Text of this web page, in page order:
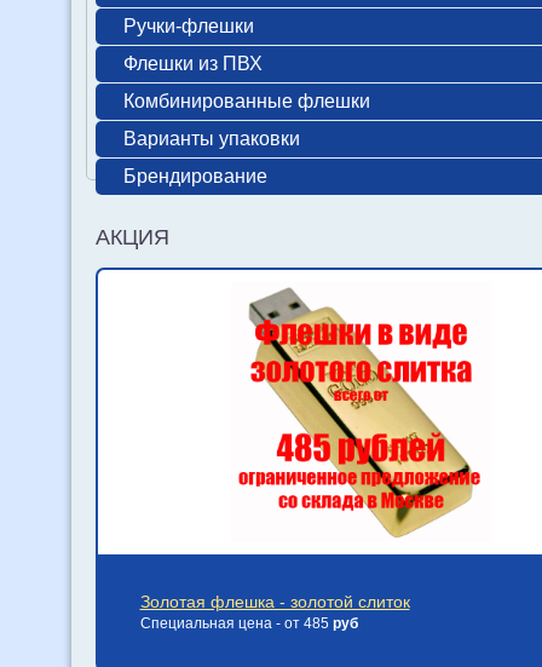
Ручки-флешки
Флешки из ПВХ
Комбинированные флешки
Варианты упаковки
Брендирование
АКЦИЯ
Золотая флешка - золотой слиток
Специальная цена - от 485 руб